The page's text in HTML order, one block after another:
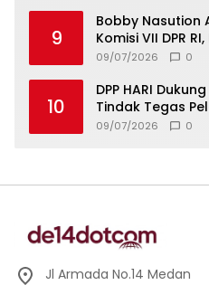
9
Bobby Nasution
Komisi VII DPR
Kalender Event
09/07/2026 0
10
DPP HARI
Tindak Tegas
Tebang Pilih
09/07/2026 0
Jl Armada No.14 Medan